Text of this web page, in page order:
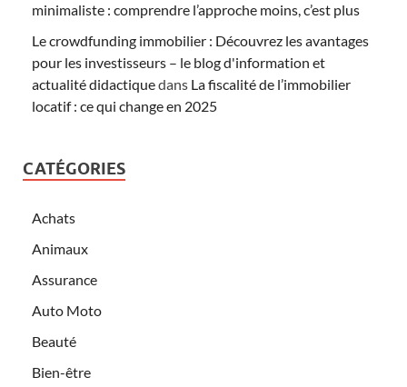
minimaliste : comprendre l’approche moins, c’est plus
Le crowdfunding immobilier : Découvrez les avantages
pour les investisseurs – le blog d'information et
actualité didactiquedans La fiscalité de l’immobilier
locatif : ce qui change en 2025
CATÉGORIES
Achats
Animaux
Assurance
Auto Moto
Beauté
Bien-être